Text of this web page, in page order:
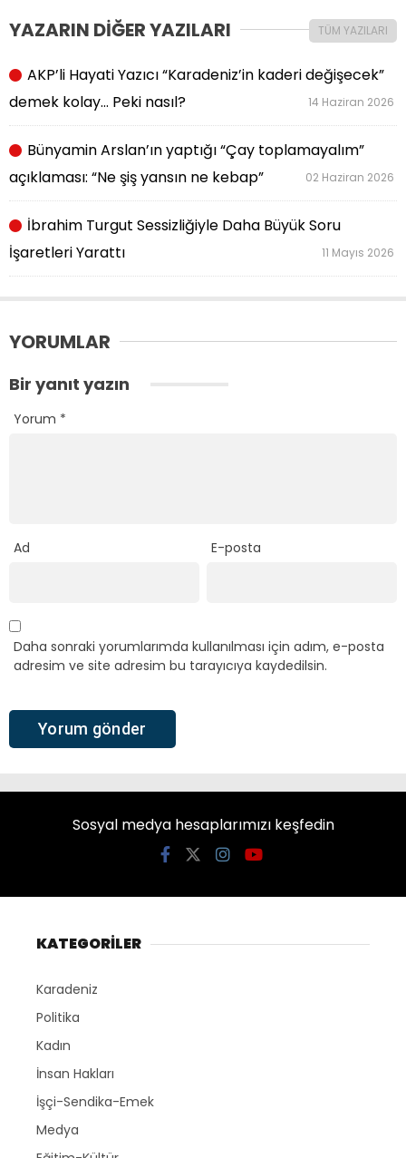
YAZARIN DİĞER YAZILARI TÜM YAZILARI
AKP’li Hayati Yazıcı “Karadeniz’in kaderi değişecek”
demek kolay… Peki nasıl?
14 Haziran 2026
Bünyamin Arslan’ın yaptığı “Çay toplamayalım”
açıklaması: “Ne şiş yansın ne kebap”
02 Haziran 2026
İbrahim Turgut Sessizliğiyle Daha Büyük Soru
İşaretleri Yarattı
11 Mayıs 2026
YORUMLAR
Bir yanıt yazın
Yorum *
Ad E-posta
Daha sonraki yorumlarımda kullanılması için adım, e-posta
adresim ve site adresim bu tarayıcıya kaydedilsin.
Sosyal medya hesaplarımızı keşfedin
KATEGORİLER
Karadeniz
Politika
Kadın
İnsan Hakları
İşçi-Sendika-Emek
Medya